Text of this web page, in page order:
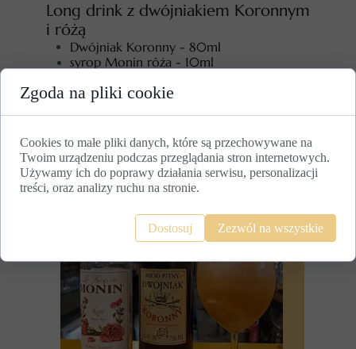
Long drink z dwójniakiem Koronnym
i różą
Dwójniak Koronny - 80ml
syrop Monin róża - 10ml
1 łyżeczka miodu wielokwiatowego
dopełnienie Kinley woda różana
Zgoda na pliki cookie
Cookies to małe pliki danych, które są przechowywane na
Twoim urządzeniu podczas przeglądania stron internetowych.
Używamy ich do poprawy działania serwisu, personalizacji
treści, oraz analizy ruchu na stronie.
Dostosuj Zezwól na wszystkie